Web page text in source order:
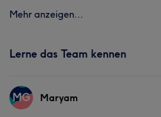
Mehr anzeigen...
Lerne das Team kennen
MG Maryam